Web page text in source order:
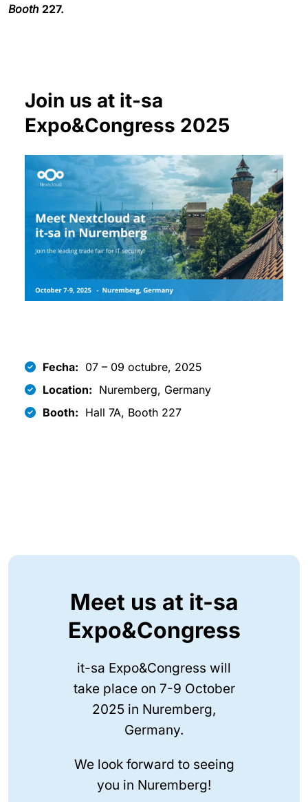
Booth 227.
Join us at it-sa
Expo&Congress 2025
Fecha: 07 – 09 octubre, 2025
Location: Nuremberg, Germany
Booth: Hall 7A, Booth 227
Meet us at it-sa
Expo&Congress
it-sa Expo&Congress will
take place on 7-9 October
2025 in Nuremberg,
Germany.
We look forward to seeing
you in Nuremberg!